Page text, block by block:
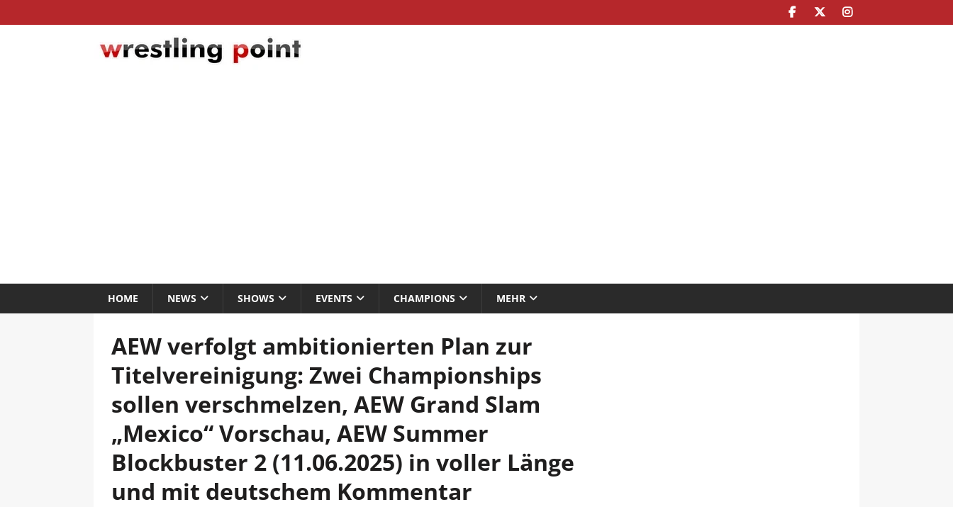
HOME NEWS SHOWS EVENTS CHAMPIONS MEHR
AEW verfolgt ambitionierten Plan zur
Titelvereinigung: Zwei Championships
sollen verschmelzen, AEW Grand Slam
„Mexico“ Vorschau, AEW Summer
Blockbuster 2 (11.06.2025) in voller Länge
und mit deutschem Kommentar